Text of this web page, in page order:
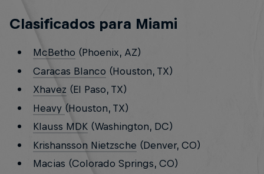
Clasificados para Miami
McBetho (Phoenix, AZ)
Caracas Blanco (Houston, TX)
Xhavez (El Paso, TX)
Heavy (Houston, TX)
Klauss MDK(Washington, DC)
Krishansson Nietzsche (Denver, CO)
Macias (Colorado Springs, CO)